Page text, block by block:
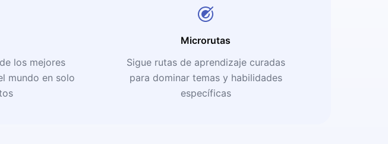
los mejores
mundo en solo
Microrutas
Sigue rutas de aprendizaje curadas
para dominar temas y habilidades
específicas